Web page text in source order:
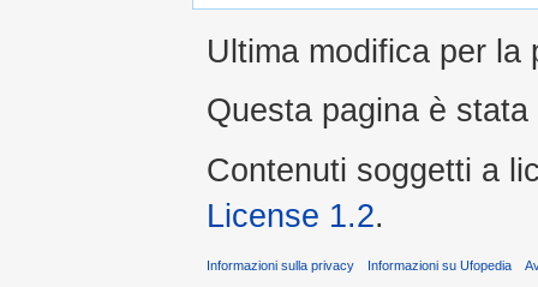
Ultima modifica per la
Questa pagina è
Contenuti soggetti a
License 1.2.
Informazioni sulla privacy Informazioni su Ufopedia